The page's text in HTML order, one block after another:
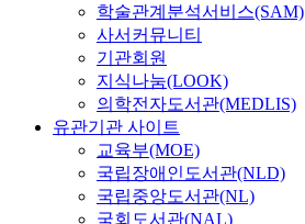
학술관계분석서비스(SAM)
사서커뮤니티
기관회원
지식나눔(LOOK)
의학전자도서관(MEDLIS)
유관기관 사이트
교육부(MOE)
국립장애인도서관(NLD)
국립중앙도서관(NL)
국회도서관(NAL)